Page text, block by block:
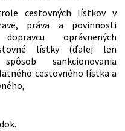
cestovných lístkov v
práva a povinnosti
oprávnených
lístky (ďalej len
sankcionovania
cestovného lístka a